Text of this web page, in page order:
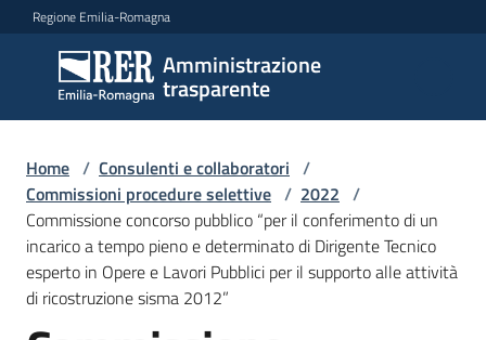
Vai al contenuto
Vai alla navigazione
Vai al footer
Regione Emilia-Romagna
Amministrazione
trasparente
Amministrazione
trasparente
Sottosezioni
Accesso
Home / Consulenti e collaboratori /
Commissioni procedure selettive / 2022 /
Commissione concorso pubblico “per il conferimento di un
incarico a tempo pieno e determinato di Dirigente Tecnico
esperto in Opere e Lavori Pubblici per il supporto alle attività
di ricostruzione sisma 2012”